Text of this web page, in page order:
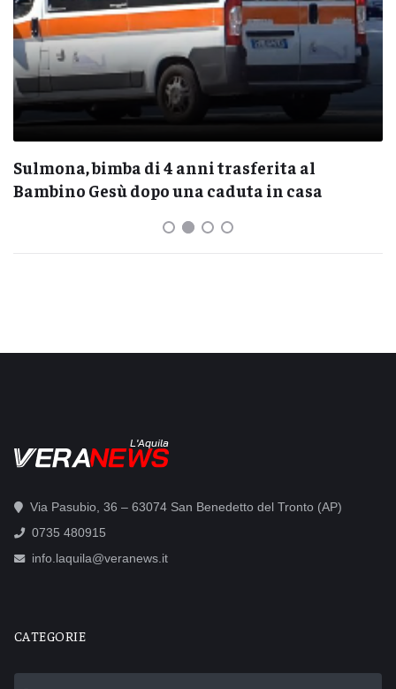
Sulmona, bimba di 4 anni trasferita al
Bambino Gesù dopo una caduta in casa
L'Aquila
Via Pasubio, 36 – 63074 San Benedetto del Tronto (AP)
0735 480915
info.laquila@veranews.it
CATEGORIE